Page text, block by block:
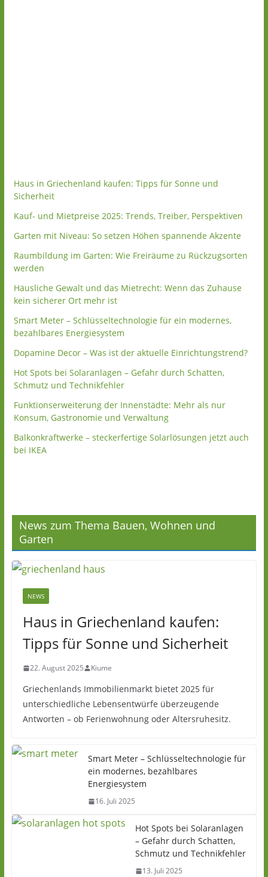
Haus in Griechenland kaufen: Tipps für Sonne und
Sicherheit
Kauf- und Mietpreise 2025: Trends, Treiber, Perspektiven
Garten mit Niveau: So setzen Höhen spannende Akzente
Raumbildung im Garten: Wie Freiräume zu Rückzugsorten
werden
Häusliche Gewalt und das Mietrecht: Wenn das Zuhause
kein sicherer Ort mehr ist
Smart Meter – Schlüsseltechnologie für ein modernes,
bezahlbares Energiesystem
Dopamine Decor – Was ist der aktuelle Einrichtungstrend?
Hot Spots bei Solaranlagen – Gefahr durch Schatten,
Schmutz und Technikfehler
Funktionserweiterung der Innenstädte: Mehr als nur
Konsum, Gastronomie und Verwaltung
Balkonkraftwerke – steckerfertige Solarlösungen jetzt auch
bei IKEA
News zum Thema Bauen, Wohnen und
Garten
NEWS
Haus in Griechenland kaufen:
Tipps für Sonne und Sicherheit
22. August 2025 Kiume
Griechenlands Immobilienmarkt bietet 2025 für
unterschiedliche Lebensentwürfe überzeugende
Antworten – ob Ferienwohnung oder Altersruhesitz.
Smart Meter – Schlüsseltechnologie für
ein modernes, bezahlbares
Energiesystem
16. Juli 2025
Hot Spots bei Solaranlagen
– Gefahr durch Schatten,
Schmutz und Technikfehler
13. Juli 2025